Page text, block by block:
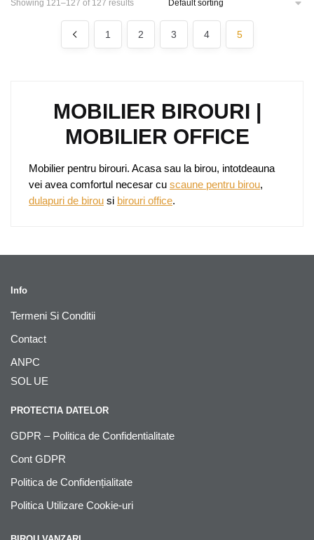
Showing 121–127 of 127 results
1 2 3 4 5
MOBILIER BIROURI |
MOBILIER OFFICE
Mobilier pentru birouri. Acasa sau la birou, intotdeauna
vei avea comfortul necesar cu scaune pentru birou,
dulapuri de birou si birouri office.
Info
Termeni Si Conditii
Contact
ANPC
SOL UE
PROTECTIA DATELOR
GDPR – Politica de Confidentialitate
Cont GDPR
Politica de Confidențialitate
Politica Utilizare Cookie-uri